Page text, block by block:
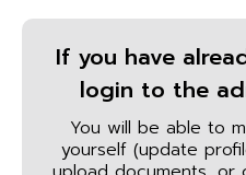
If you have
login to the
You will be able to
yourself (update